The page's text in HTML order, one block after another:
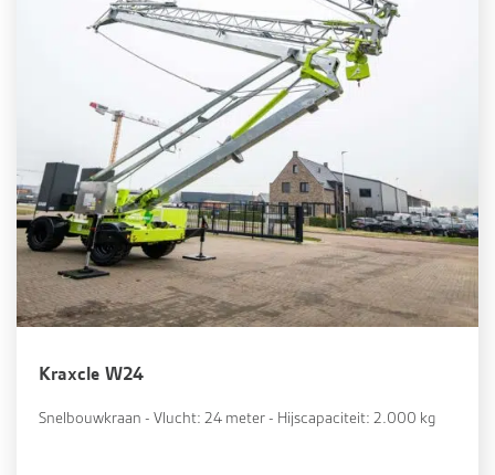
Kraxcle W24
Snelbouwkraan - Vlucht: 24 meter - Hijscapaciteit: 2.000 kg